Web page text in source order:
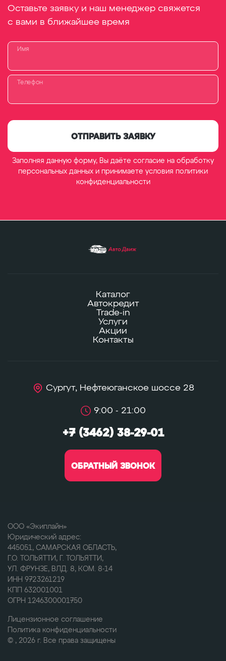
Оставьте заявку и наш менеджер свяжется
с вами в ближайшее время
Имя
Телефон
ОТПРАВИТЬ ЗАЯВКУ
Заполняя данную форму, Вы даёте согласие на обработку
персональных данных и принимаете условия политики
конфиденциальности
Каталог
Автокредит
Trade-in
Услуги
Акции
Контакты
Сургут, Нефтеюганское шоссе 28
+7 (3462) 38-29-01
9:00 - 21:00
ОБРАТНЫЙ ЗВОНОК
ООО «Экиплайн»
Юридический адрес:
445051, САМАРСКАЯ ОБЛАСТЬ,
Г.О. ТОЛЬЯТТИ, Г. ТОЛЬЯТТИ,
УЛ. ФРУНЗЕ, ВЛД. 8, КОМ. 8-14
ИНН 9723261219
КПП 632001001
ОГРН 1246300001750
Лицензионное соглашение
Политика конфиденциальности
© , 2026 г. Все права защищены